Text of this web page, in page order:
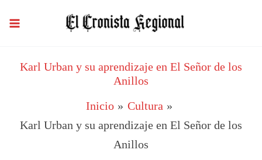
Karl Urban y su aprendizaje en El Señor de los
Anillos
Inicio
Cultura
Karl Urban y su aprendizaje en El Señor de los
Anillos